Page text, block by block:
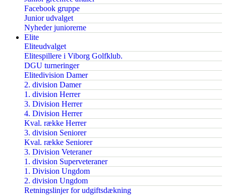
Facebook gruppe
Junior udvalget
Nyheder juniorerne
Elite
Eliteudvalget
Elitespillere i Viborg Golfklub.
DGU turneringer
Elitedivision Damer
2. division Damer
1. division Herrer
3. Division Herrer
4. Division Herrer
Kval. række Herrer
3. division Seniorer
Kval. række Seniorer
3. Division Veteraner
1. division Superveteraner
1. Division Ungdom
2. division Ungdom
Retningslinjer for udgiftsdækning